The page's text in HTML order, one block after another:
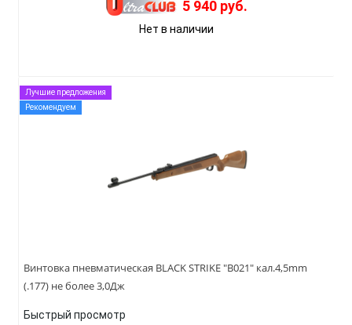
5 940 руб.
Нет в наличии
Лучшие предложения
Рекомендуем
Винтовка пневматическая BLACK STRIKE "B021" кал.4,5mm
(.177) не более 3,0Дж
Быстрый просмотр